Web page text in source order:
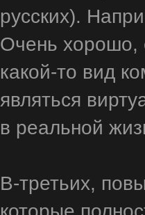
русских).
Очень хорошо,
какой-то вид
являться
в реальной
В-третьих,